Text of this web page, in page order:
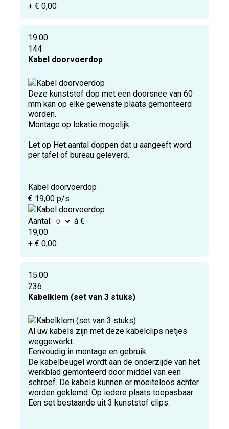
+ € 0,00
19.00
144
Kabel doorvoerdop
Deze kunststof dop met een doorsnee van 60
mm kan op elke gewenste plaats gemonteerd
worden.
Montage op lokatie mogelijk.
Let op Het aantal doppen dat u aangeeft word
per tafel of bureau geleverd.
Kabel doorvoerdop
€ 19,00 p/s
Aantal:
à €
19,00
+ € 0,00
15.00
236
Kabelklem (set van 3 stuks)
Al uw kabels zijn met deze kabelclips netjes
weggewerkt.
Eenvoudig in montage en gebruik.
De kabelbeugel wordt aan de onderzijde van het
werkblad gemonteerd door middel van een
schroef. De kabels kunnen er moeiteloos achter
worden geklemd. Op iedere plaats toepasbaar.
Een set bestaande uit 3 kunststof clips.